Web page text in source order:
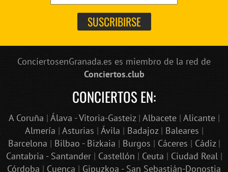
ConciertosenGranada.es es miembro de la red de
Conciertos.club
CONCIERTOS EN:
A Coruña | Álava - Vitoria-Gasteiz| Albacete| Alicante|
Almería | Asturias | Ávila | Badajoz| Baleares |
Barcelona | Bilbao - Bizkaia | Burgos | Cáceres | Cádiz|
Cantabria - Santander| Castellón | Ceuta | Ciudad Real |
Córdoba | Cuenca | Gipuzkoa - San Sebastián-Donostia